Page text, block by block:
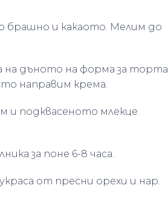
брашно и какаото. Мелим до
на дъното на форма за торта
направим крема.
и подквасеното млекце.
за поне 6-8 часа.
от пресни орехи и нар.